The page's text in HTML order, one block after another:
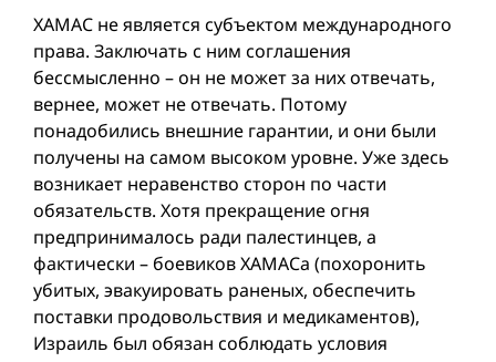
ХАМАС не является субъектом международного
права. Заключать с ним соглашения
бессмысленно – он не может за них отвечать,
вернее, может не отвечать. Потому
понадобились внешние гарантии, и они были
получены на самом высоком уровне. Уже здесь
возникает неравенство сторон по части
обязательств. Хотя прекращение огня
предпринималось ради палестинцев, а
фактически – боевиков ХАМАСа (похоронить
убитых, эвакуировать раненых, обеспечить
поставки продовольствия и медикаментов),
Израиль был обязан соблюдать условия